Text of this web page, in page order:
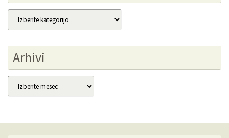
Kategorije
Arhivi
Arhivi